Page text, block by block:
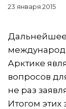
23 января 2015
Дальнейшее
Арктике
вопросов
не раз
Итогом этих